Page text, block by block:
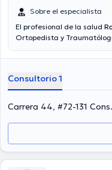
Sobre el especialista
El profesional de la salud
Ortopedista y
amplios conocimientos en
Incluso, él ha participado
médicas. Raimundo
abundantes conferencias
continua en su campo de
numerosas publicaciones.
Consultorio 1
Carrera 44, #72-131